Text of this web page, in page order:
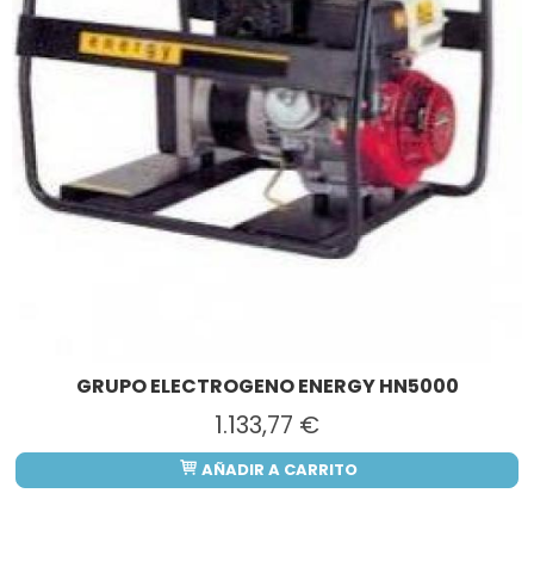
GRUPO ELECTROGENO ENERGY HN5000
1.133,77 €
AÑADIR A CARRITO